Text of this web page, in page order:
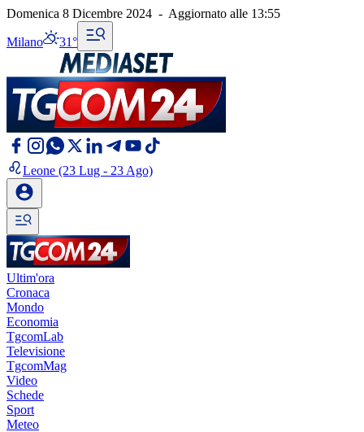
Domenica 8 Dicembre 2024 - Aggiornato alle 13:55
Milano 31°
Leone (23 Lug - 23 Ago)
Ultim'ora
Cronaca
Mondo
Economia
TgcomLab
Televisione
TgcomMag
Video
Schede
Sport
Meteo